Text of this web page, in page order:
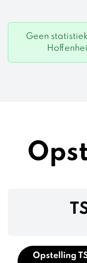
Geen
Opstelling